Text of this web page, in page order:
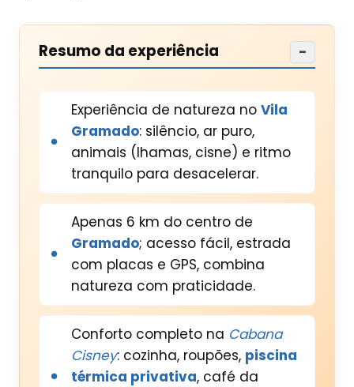
Resumo da experiência −
Experiência de natureza no Vila
Gramado: silêncio, ar puro,
animais (lhamas, cisne) e ritmo
tranquilo para desacelerar.
Apenas 6 km do centro de
Gramado; acesso fácil, estrada
com placas e GPS, combina
natureza com praticidade.
Conforto completo na Cabana
Cisney: cozinha, roupões, piscina
térmica privativa, café da